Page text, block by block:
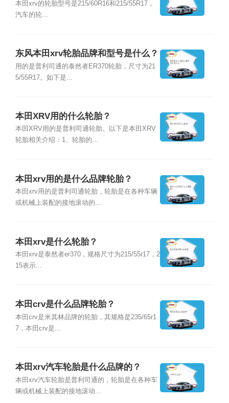
本田xrv的轮胎型号是215/60R16和215/55R17，
汽车的轮...
东风本田xrv轮胎品牌和型号是什么？
用的是普利司通的泰然者ER370轮胎，尺寸为21
5/55R17。如下是...
本田XRV用的什么轮胎？
本田XRV用的是普利司通轮胎。以下是本田XRV
轮胎相关介绍：1、轮胎的...
本田xrv用的是什么品牌轮胎？
本田xrv用的是普利司通轮胎，轮胎是在各种车辆
或机械上装配的接地滚动的...
本田xrv是什么轮胎？
本田xrv是泰然者er370，规格尺寸为215/55r17，2
15表示...
本田crv是什么品牌轮胎？
本田crv是米其林品牌的轮胎，其规格是235/65r1
7，本田crv是...
本田xrv汽车轮胎是什么品牌的？
本田xrv汽车轮胎是普利司通的，轮胎是在各种车
辆或机械上装配的接地滚动...